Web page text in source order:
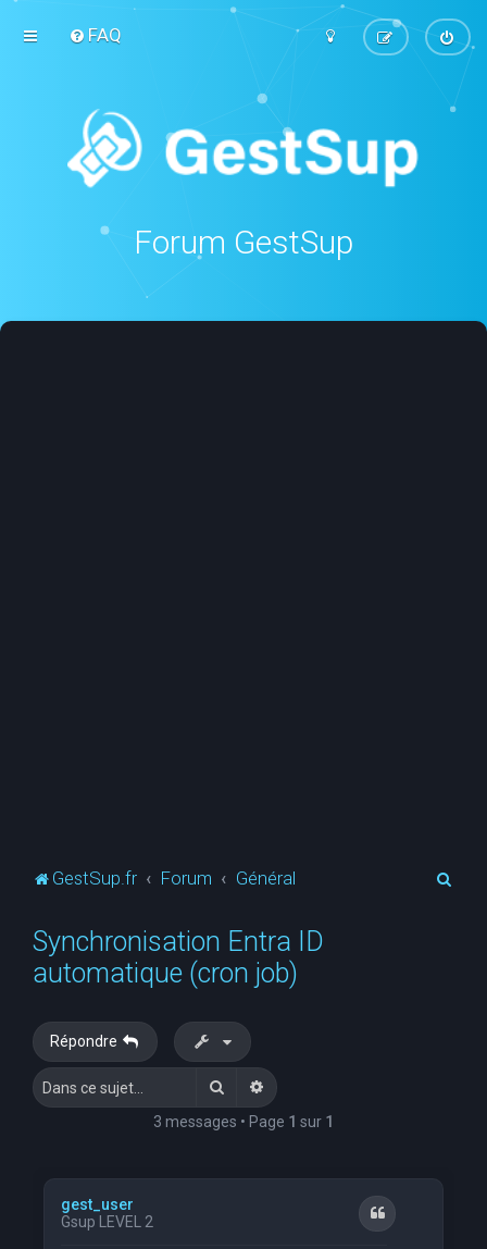
FAQ
Forum GestSup
GestSup.fr Forum Général
Synchronisation Entra ID
automatique (cron job)
Répondre
RechercherRecherche avancée
3 messages • Page 1 sur 1
gest_user
Gsup LEVEL 2
Citation